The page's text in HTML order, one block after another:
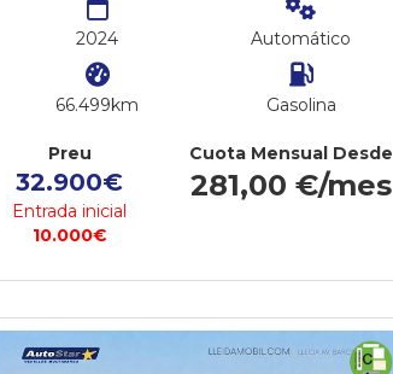
2024
66.499km
Automático
Gasolina
Preu
32.900€
Entrada inicial
10.000€
Cuota Mensual Desde
281,00 €/mes